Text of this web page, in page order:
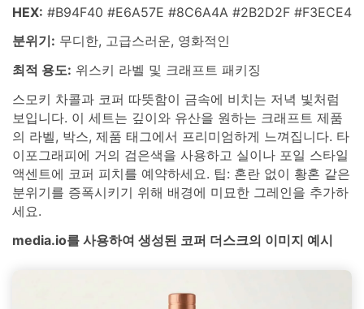
HEX: #B94F40 #E6A57E #8C6A4A #2B2D2F #F3ECE4
분위기: 무디한, 고급스러운, 영화적인
최적 용도: 위스키 라벨 및 크래프트 패키징
스모키 차콜과 코퍼 따뜻함이 금속에 비치는 저녁 빛처럼
보입니다. 이 세트는 깊이와 유산을 원하는 크래프트 제품
의 라벨, 박스, 제품 태그에서 프리미엄하게 느껴집니다. 타
이포그래피에 거의 검은색을 사용하고 실이나 포일 스타일
액센트에 코퍼 피치를 예약하세요. 팁: 혼란 없이 황혼 같은
분위기를 증폭시키기 위해 배경에 미묘한 그레인을 추가하
세요.
media.io를 사용하여 생성된 코퍼 더스크의 이미지 예시